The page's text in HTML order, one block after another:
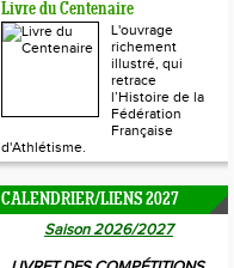
Livre du Centenaire
L'ouvrage
richement
illustré, qui
retrace
l’Histoire de la
Fédération
Française
d'Athlétisme.
CALENDRIER/LIENS 2027
Saison 2026/2027